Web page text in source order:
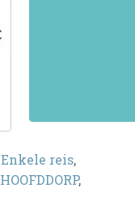
Enkele reis,
HOOFDDORP,